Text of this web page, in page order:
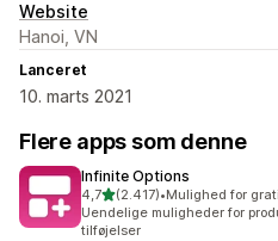
Website
Hanoi, VN
Lanceret
10. marts 2021
Flere apps som denne
Infinite Options
4,7ud af 5 stjerner
(2.417)
2417 anmeldelser i alt
•Mulighed for
Uendelige muligheder for
tilføjelser